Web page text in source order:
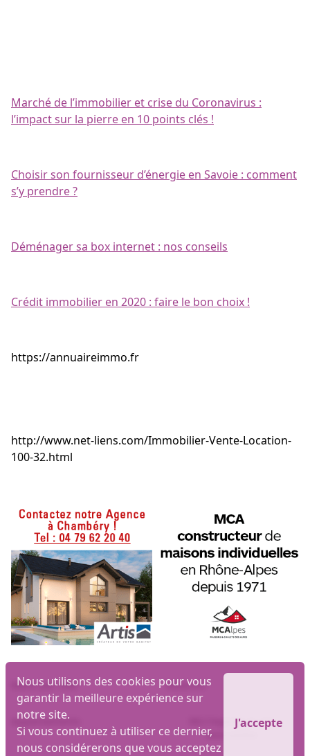
Marché de l’immobilier et crise du Coronavirus :
l’impact sur la pierre en 10 points clés !
Choisir son fournisseur d’énergie en Savoie : comment
s’y prendre ?
Déménager sa box internet : nos conseils
Crédit immobilier en 2020 : faire le bon choix !
https://annuaireimmo.fr
http://www.net-liens.com/Immobilier-Vente-Location-
100-32.html
Nous utilisons des cookies pour vous
garantir la meilleure expérience sur
notre site.
Si vous continuez à utiliser ce dernier,
nous considérerons que vous acceptez
J'accepte
Biens par ville Maisons
Appartements
MLI logiciel et site
immobilier